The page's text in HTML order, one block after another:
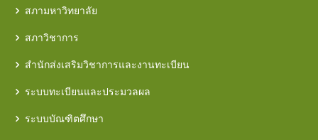
สภามหาวิทยาลัย
สภาวิชาการ
สำนักส่งเสริมวิชาการและงานทะเบียน
ระบบทะเบียนและประมวลผล
ระบบบัณฑิตศึกษา